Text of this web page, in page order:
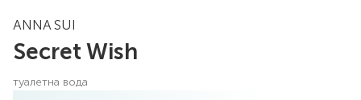
ANNA SUI
Secret Wish
туалетна вода